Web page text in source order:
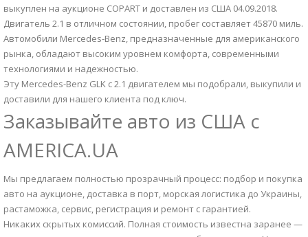
выкуплен на аукционе COPART и доставлен из США 04.09.2018.
Двигатель 2.1 в отличном состоянии, пробег составляет 45870 миль.
Автомобили Mercedes-Benz, предназначенные для американского
рынка, обладают высоким уровнем комфорта, современными
технологиями и надежностью.
Эту Mercedes-Benz GLK с 2.1 двигателем мы подобрали, выкупили и
доставили для нашего клиента под ключ.
Заказывайте авто из США с
AMERICA.UA
Мы предлагаем полностью прозрачный процесс: подбор и покупка
авто на аукционе, доставка в порт, морская логистика до Украины,
растаможка, сервис, регистрация и ремонт с гарантией.
Никаких скрытых комиссий. Полная стоимость известна заранее —